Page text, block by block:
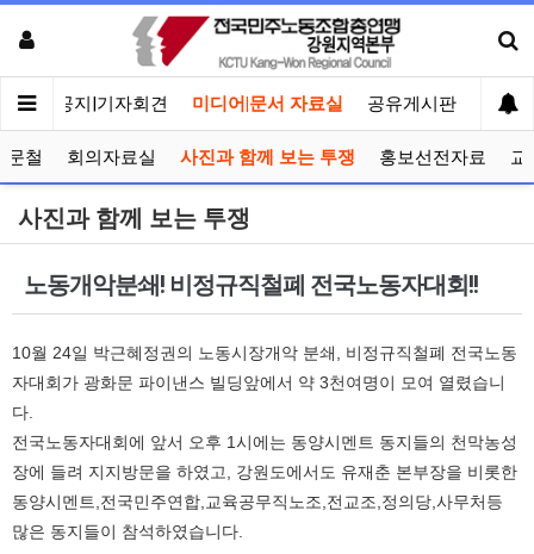
인 공지|기자회견 미디어|문서 자료실 공유게시판 선거
문철 회의자료실 사진과 함께 보는 투쟁 홍보선전자료 교
사진과 함께 보는 투쟁
노동개악분쇄! 비정규직철폐 전국노동자대회!!
10월 24일 박근혜정권의 노동시장개악 분쇄, 비정규직철폐 전국노동
자대회가 광화문 파이낸스 빌딩앞에서 약 3천여명이 모여 열렸습니
다.
전국노동자대회에 앞서 오후 1시에는 동양시멘트 동지들의 천막농성
장에 들려 지지방문을 하였고, 강원도에서도 유재춘 본부장을 비롯한
동양시멘트,전국민주연합,교육공무직노조,전교조,정의당,사무처등
많은 동지들이 참석하였습니다.